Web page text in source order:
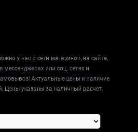
у нас в сети магазинов, на сайте,
или соц. сетях и
Актуальные цены и наличие
Цены указаны за наличный расчет.